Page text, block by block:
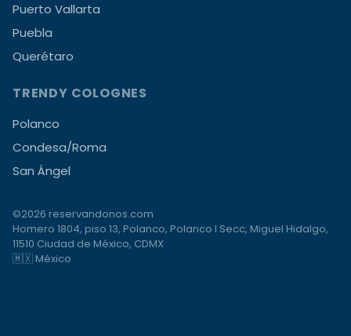
Puerto Vallarta
Puebla
Querétaro
TRENDY COLOGNES
Polanco
Condesa/Roma
San Ángel
©2026 reservandonos.com
Homero 1804, piso 13, Polanco, Polanco I Secc, Miguel Hidalgo,
11510 Ciudad de México, CDMX
🇲🇽 México